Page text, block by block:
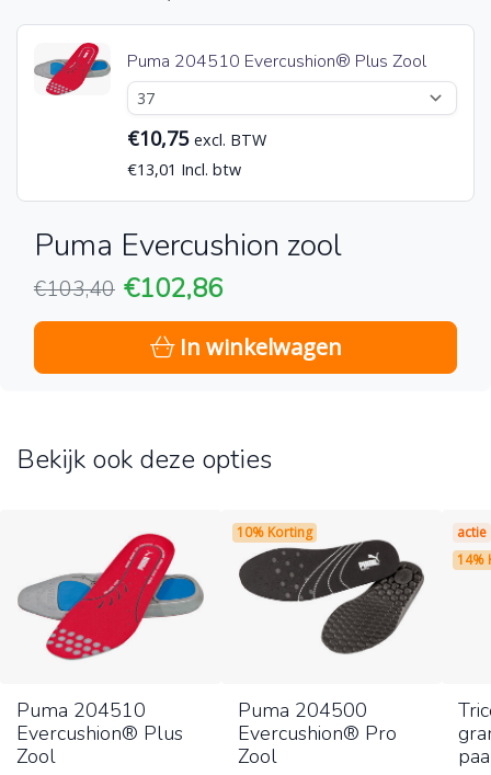
Puma 204510 Evercushion® Plus Zool
€10,75excl. BTW
€13,01 Incl. btw
Puma Evercushion zool
€103,40 €102,86
In winkelwagen
Bekijk ook deze opties
Puma 204510
Evercushion® Plus
Zool
10% Korting
Puma 204500
Evercushion® Pro
Zool
actie
14%